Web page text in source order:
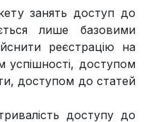
занять доступ до
лише базовими
реєстрацію на
успішності, доступом
доступом до статей
доступу до